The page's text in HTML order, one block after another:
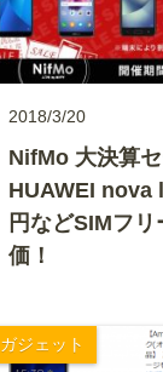
2018/3/20
NifMo 大決算セ
HUAWEI nova
円などSIMフ
価！
ガジェット